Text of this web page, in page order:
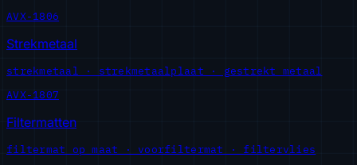
AVX-1806
Strekmetaal
strekmetaal · strekmetaalplaat · gestrekt metaal
AVX-1807
Filtermatten
filtermat op maat · voorfiltermat · filtervlies